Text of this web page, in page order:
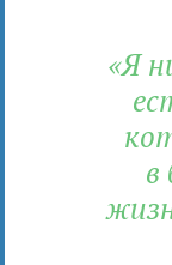
«Я
в